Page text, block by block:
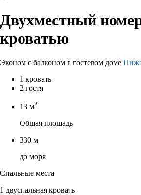
Двухместный
кроватью
Эконом с балконом в гостевом доме
1 кровать
2 гостя
13 м2
Общая площадь
330 м
до моря
Спальные места
1 двуспальная кровать